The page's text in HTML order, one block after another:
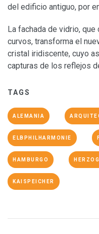
del edificio antiguo, por
La fachada de vidrio,
curvos, transforma el
cristal iridiscente, cuyo
capturas de los reflejos
TAGS
ALEMANIA
ELBPHILHARMONIE
HAMBURGO
KAISPEICHER